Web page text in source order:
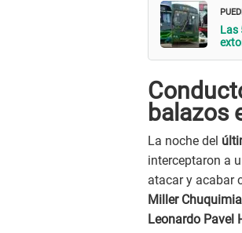
Las
balazos
La noche del
interceptaron a
atacar y acabar
Miller
Leonardo Pavel